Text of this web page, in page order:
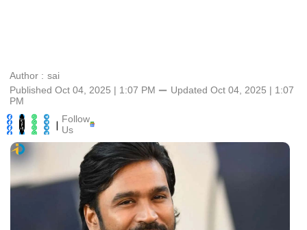
Author : sai
Published Oct 04, 2025 | 1:07 PM ⚊ Updated Oct 04, 2025 | 1:07
PM
| Follow
Us